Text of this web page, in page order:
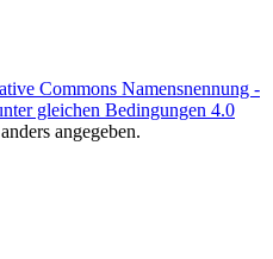
Commons Namensnennung -
gleichen Bedingungen 4.0
angegeben.